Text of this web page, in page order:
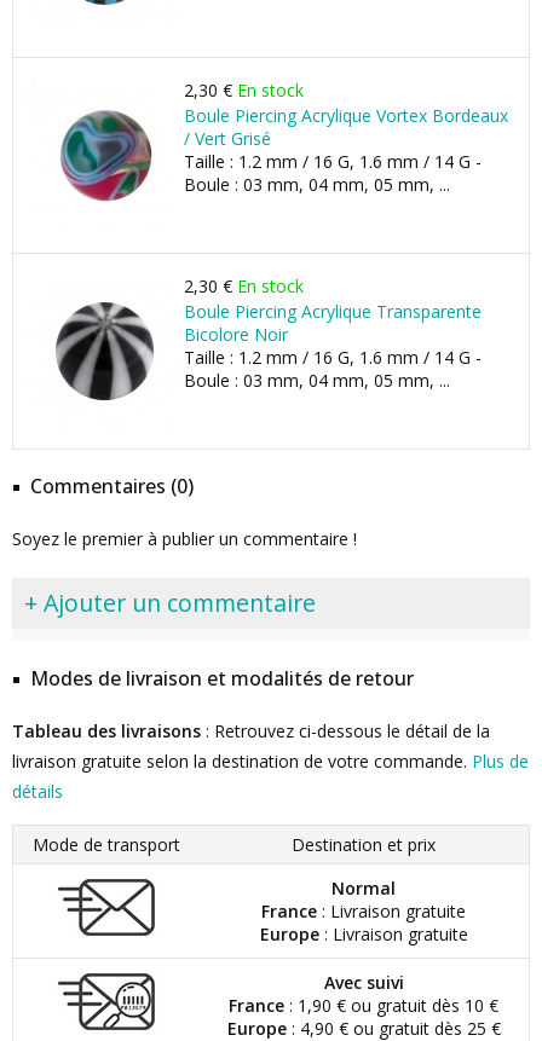
2,30 € En stock
Boule Piercing Acrylique Vortex Bordeaux
/ Vert Grisé
Taille : 1.2 mm / 16 G, 1.6 mm / 14 G -
Boule : 03 mm, 04 mm, 05 mm, ...
2,30 € En stock
Boule Piercing Acrylique Transparente
Bicolore Noir
Taille : 1.2 mm / 16 G, 1.6 mm / 14 G -
Boule : 03 mm, 04 mm, 05 mm, ...
Commentaires (0)
Soyez le premier à publier un commentaire !
+ Ajouter un commentaire
Modes de livraison et modalités de retour
Tableau des livraisons : Retrouvez ci-dessous le détail de la
livraison gratuite selon la destination de votre commande. Plus de
détails
Mode de transport
Destination et prix
Normal
France : Livraison gratuite
Europe: Livraison gratuite
Avec suivi
France : 1,90 € ou gratuit dès 10 €
Europe: 4,90 € ou gratuit dès 25 €